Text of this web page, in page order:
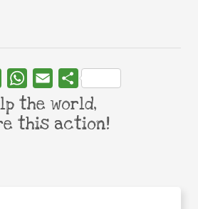
TwitterWhatsApp
Email Share
the world,
this action!